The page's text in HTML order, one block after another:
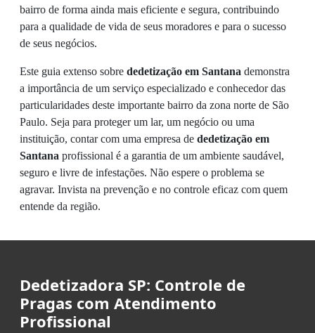
bairro de forma ainda mais eficiente e segura, contribuindo
para a qualidade de vida de seus moradores e para o sucesso
de seus negócios.
Este guia extenso sobre dedetização em Santana demonstra
a importância de um serviço especializado e conhecedor das
particularidades deste importante bairro da zona norte de São
Paulo. Seja para proteger um lar, um negócio ou uma
instituição, contar com uma empresa de dedetização em
Santana profissional é a garantia de um ambiente saudável,
seguro e livre de infestações. Não espere o problema se
agravar. Invista na prevenção e no controle eficaz com quem
entende da região.
Dedetizadora SP: Controle de
Pragas com Atendimento
Profissional